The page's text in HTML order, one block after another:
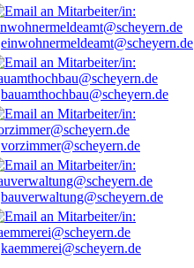
einwohnermeldeamt@scheyern.de
bauamthochbau@scheyern.de
vorzimmer@scheyern.de
bauverwaltung@scheyern.de
kaemmerei@scheyern.de